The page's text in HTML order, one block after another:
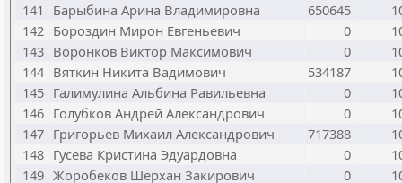
141
Барыбина Арина Владимировна 650645
142 Бороздин Мирон Евгеньевич 0
143 Воронков Виктор Максимович 0
144 Вяткин Никита Вадимович 534187
145 Галимулина Альбина Равильевна 0
146 Голубков Андрей Александрович 0
147 Григорьев Михаил Александрович 717388
148 Гусева Кристина Эдуардовна 0
149 Жоробеков Шерхан Закирович 0